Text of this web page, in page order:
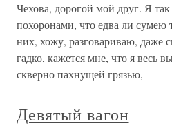
Чехова, дорогой мой друг. Я
похоронами, что едва ли сумею
них, хожу, разговариваю, даже
гадко, кажется мне, что я весь
скверно пахнущей грязью,
Девятый вагон